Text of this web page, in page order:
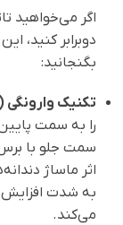
اگر می‌خواهید
دوبرابر کنید،
بگنجانید:
تکنیک وارونگی (Inversion Method):
را به سمت
سمت جلو با برس
اثر ماساژ
به شدت
می‌کند.